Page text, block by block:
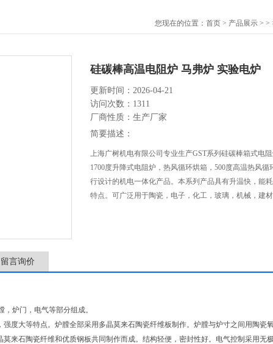
您现在的位置： 首页 > 产品展示 > >
硅碳棒高温电阻炉 马弗炉 实验电炉
更新时间：2026-04-21
访问次数：1311
厂商性质：生产厂家
简要描述：
上海广树机电有限公司专业生产GST系列硅碳棒箱式电
1700度升降式电阻炉，热风循环烘箱，500度高温热风
行设计的机电一体化产品。本系列产品具有升温快，能
特点。可广泛用于陶瓷，电子，化工，玻璃，机械，建
留言询价
炉门，电气等部分组成。
度大等特点。炉膛全部采用多晶莫来石陶瓷纤维板制作。炉膛与炉寸之间用陶瓷
来石陶瓷纤维和优质钢板共同制作而成。结构轻便，密封性好。电气控制采用无